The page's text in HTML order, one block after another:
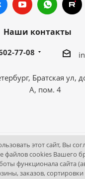
Наши контакты
77-08
Братская ул,
А, пом. 4
портал.
этот сайт, Вы
файлов cookies Вашего
функционала сайта
заказов,